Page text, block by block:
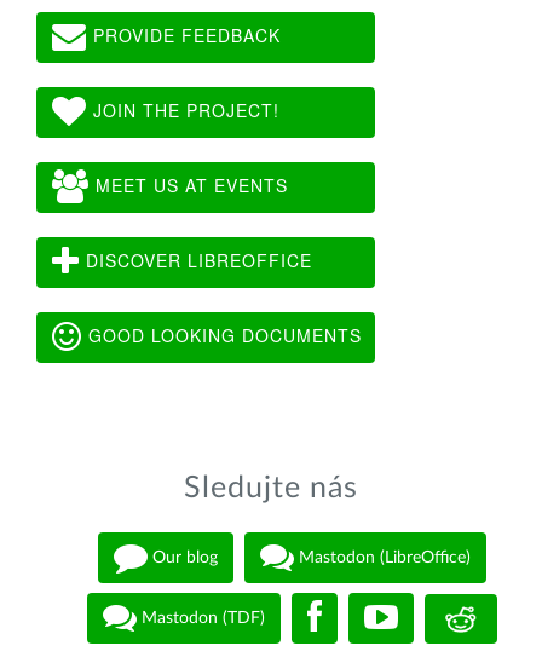
PROVIDE FEEDBACK
JOIN THE PROJECT!
MEET US AT EVENTS
DISCOVER LIBREOFFICE
GOOD LOOKING DOCUMENTS
Sledujte nás
Our blog Mastodon (LibreOffice)
Mastodon (TDF)